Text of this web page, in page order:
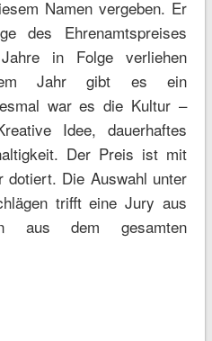
Namen vergeben. Er
des Ehrenamtspreises
in Folge verliehen
Jahr gibt es ein
war es die Kultur –
Idee, dauerhaftes
Der Preis ist mit
dotiert. Die Auswahl unter
trifft eine Jury aus
aus dem gesamten